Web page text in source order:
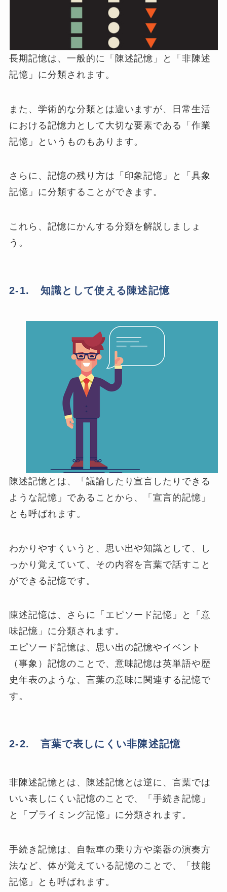
長期記憶は、一般的に「陳述記憶」と「非陳述
記憶」に分類されます。
また、学術的な分類とは違いますが、日常生活
における記憶力として大切な要素である「作業
記憶」というものもあります。
さらに、記憶の残り方は「印象記憶」と「具象
記憶」に分類することができます。
これら、記憶にかんする分類を解説しましょ
う。
2-1. 知識として使える陳述記憶
陳述記憶とは、「議論したり宣言したりできる
ような記憶」であることから、「宣言的記憶」
とも呼ばれます。
わかりやすくいうと、思い出や知識として、し
っかり覚えていて、その内容を言葉で話すこと
ができる記憶です。
陳述記憶は、さらに「エピソード記憶」と「意
味記憶」に分類されます。
エピソード記憶は、思い出の記憶やイベント
（事象）記憶のことで、意味記憶は英単語や歴
史年表のような、言葉の意味に関連する記憶で
す。
2-2. 言葉で表しにくい非陳述記憶
非陳述記憶とは、陳述記憶とは逆に、言葉では
いい表しにくい記憶のことで、「手続き記憶」
と「プライミング記憶」に分類されます。
手続き記憶は、自転車の乗り方や楽器の演奏方
法など、体が覚えている記憶のことで、「技能
記憶」とも呼ばれます。